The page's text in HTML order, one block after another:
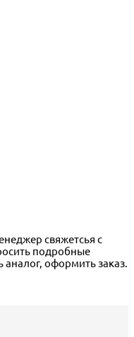
свяжетсья с
подробные
оформить заказ.